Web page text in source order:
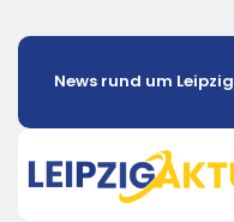
News rund um Leipzig